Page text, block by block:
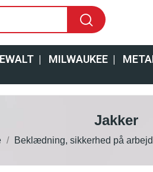
| MILWAUKEE|
Jakker
Beklædning, sikkerhed på